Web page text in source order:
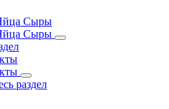
Сыры
Сыры
раздел